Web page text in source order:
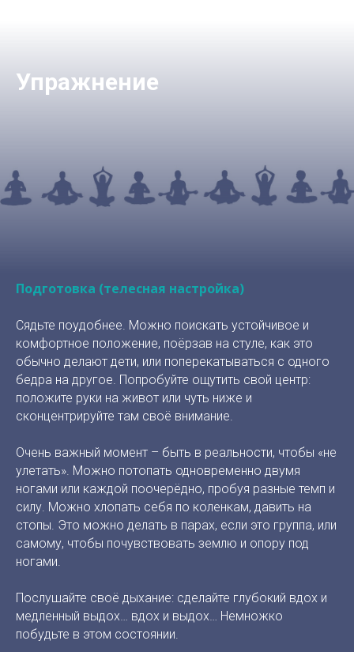
Упражнение
Подготовка (телесная настройка)
Сядьте поудобнее. Можно поискать устойчивое и
комфортное положение, поёрзав на стуле, как это
обычно делают дети, или поперекатываться с одного
бедра на другое. Попробуйте ощутить свой центр:
положите руки на живот или чуть ниже и
сконцентрируйте там своё внимание.
Очень важный момент – быть в реальности, чтобы «не
улетать». Можно потопать одновременно двумя
ногами или каждой поочерёдно, пробуя разные темп и
силу. Можно хлопать себя по коленкам, давить на
стопы. Это можно делать в парах, если это группа, или
самому, чтобы почувствовать землю и опору под
ногами.
Послушайте своё дыхание: сделайте глубокий вдох и
медленный выдох… вдох и выдох… Немножко
побудьте в этом состоянии.